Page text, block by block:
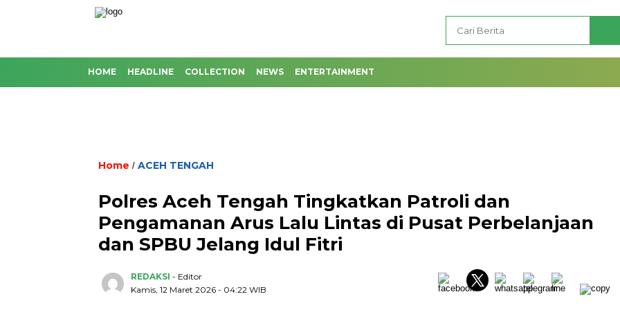
HOME HEADLINE COLLECTION NEWS ENTERTAINMENT
Home / ACEH TENGAH
Polres Aceh Tengah Tingkatkan Patroli dan
Pengamanan Arus Lalu Lintas di Pusat Perbelanjaan
dan SPBU Jelang Idul Fitri
REDAKSI - Editor
Kamis, 12 Maret 2026 - 04:22 WIB